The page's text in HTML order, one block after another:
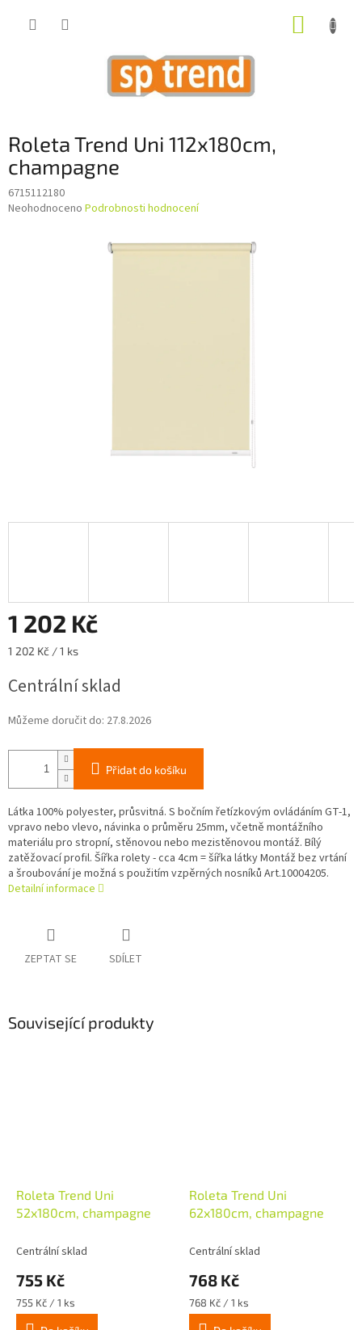
Roleta Trend Uni 112x180cm,
champagne
6715112180
Průměrné
Neohodnoceno Podrobnosti hodnocení
1 202 Kč
Měrná
1 202 Kč / 1 ks
Centrální sklad
Můžeme doručit do: 27.8.2026
Přidat do košíku
Látka 100% polyester, průsvitná. S bočním řetízkovým ovládáním GT-1,
vpravo nebo vlevo, návinka o průměru 25mm, včetně montážního
materiálu pro stropní, stěnovou nebo mezistěnovou montáž. Bílý
zatěžovací profil. Šířka rolety - cca 4cm = šířka látky Montáž bez vrtání
a šroubování je možná s použitím vzpěrných nosníků Art.10004205.
Detailní informace
ZEPTAT SE SDÍLET
Související produkty
Roleta Trend Uni
52x180cm, champagne
Centrální sklad
755 Kč
Měrná
cena:
755 Kč / 1 ks
Roleta Trend Uni
62x180cm, champagne
Centrální sklad
768 Kč
Měrná
cena:
768 Kč / 1 ks